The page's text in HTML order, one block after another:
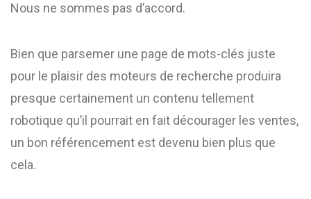
Nous ne sommes pas d’accord.
Bien que parsemer une page de mots-clés juste
pour le plaisir des moteurs de recherche produira
presque certainement un contenu tellement
robotique qu’il pourrait en fait décourager les ventes,
un bon référencement est devenu bien plus que
cela.